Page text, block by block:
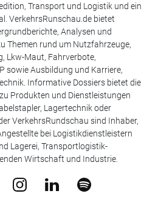
Transport und Logistik und ein
VerkehrsRunschau.de bietet
Analysen und
Themen rund um Nutzfahrzeuge,
Lkw-Maut, Fahrverbote,
sowie Ausbildung und Karriere,
Informative Dossiers bietet die
Produkten und Dienstleistungen
Lagertechnik oder
VerkehrsRundschau sind Inhaber,
bei Logistikdienstleistern
Lagerei, Transportlogistik-
Wirtschaft und Industrie.